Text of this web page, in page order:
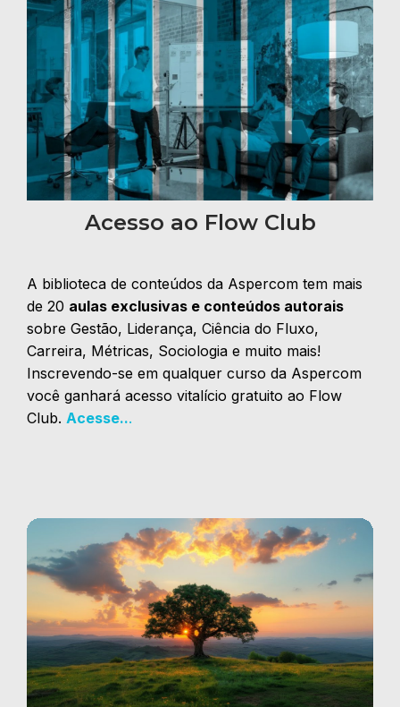
Acesso ao Flow Club
A biblioteca de conteúdos da Aspercom tem mais
de 20 aulas exclusivas e conteúdos autorais
sobre Gestão, Liderança, Ciência do Fluxo,
Carreira, Métricas, Sociologia e muito mais!
Inscrevendo-se em qualquer curso da Aspercom
você ganhará acesso vitalício gratuito ao Flow
Club. Acesse...